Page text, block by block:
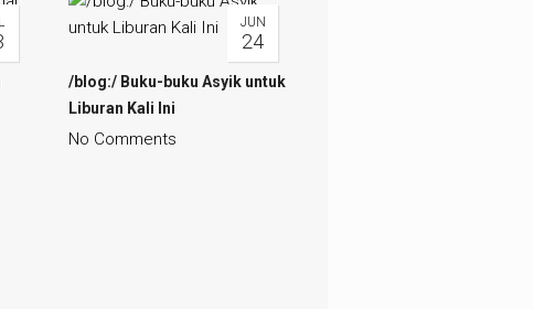
JUN
24
/blog:/ Buku-buku Asyik untuk
Liburan Kali Ini
No Comments